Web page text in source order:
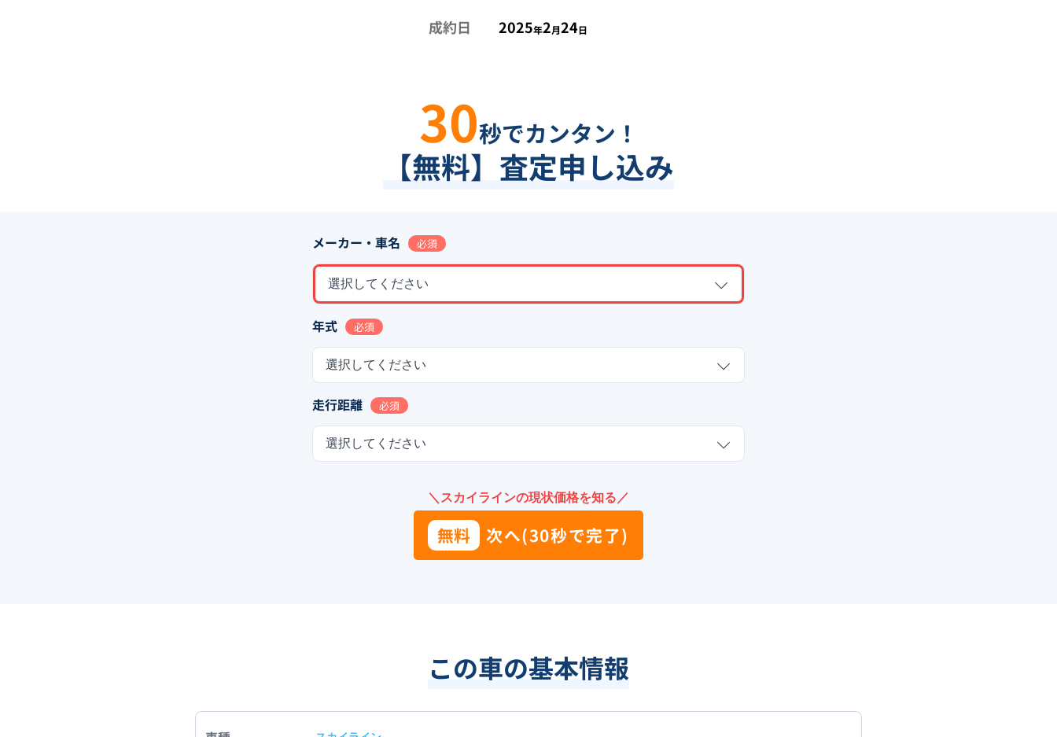
成約日 2025年2月24日
30秒でカンタン！
【無料】査定申し込み
メーカー・車名 必須
選択してください
年式 必須
選択してください
走行距離 必須
選択してください
＼スカイラインの現状価格を知る／
無料 次へ(30秒で完了)
この車の基本情報